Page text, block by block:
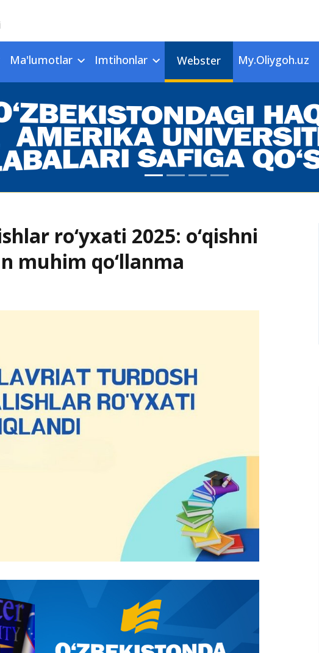
Ma'lumotlar Imtihonlar Webster My.Oliygoh.uz
ro‘yxati 2025: o‘qishni
muhim qo‘llanma